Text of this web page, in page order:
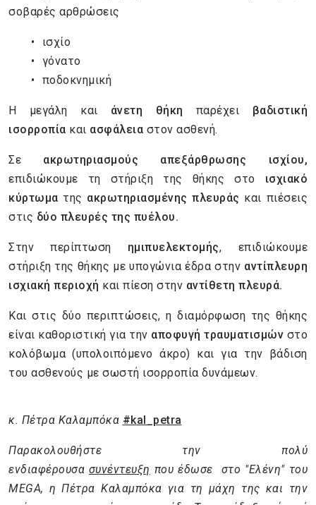
σοβαρές αρθρώσεις
ισχίο
γόνατο
ποδοκνημική
Η μεγάλη και άνετη θήκη παρέχει βαδιστική
ισορροπία και ασφάλεια στον ασθενή.
Σε ακρωτηριασμούς απεξάρθρωσης ισχίου,
επιδιώκουμε τη στήριξη της θήκης στο ισχιακό
κύρτωμα της ακρωτηριασμένης πλευράς και πιέσεις
στις δύο πλευρές της πυέλου.
Στην περίπτωση ημιπυελεκτομής, επιδιώκουμε
στήριξη της θήκης με υπογώνια έδρα στην αντίπλευρη
ισχιακή περιοχή και πίεση στην αντίθετη πλευρά.
Και στις δύο περιπτώσεις, η διαμόρφωση της θήκης
είναι καθοριστική για την αποφυγή τραυματισμών στο
κολόβωμα (υπολοιπόμενο άκρο) και για την βάδιση
του ασθενούς με σωστή ισορροπία δυνάμεων.
κ. Πέτρα Καλαμπόκα #kal_petra
Παρακολουθήστε την πολύ
ενδιαφέρουσα συνέντευξη που έδωσε στο "Ελένη" του
MEGA, η Πέτρα Καλαμπόκα για τη μάχη της και την